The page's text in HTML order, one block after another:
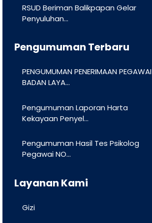
RSUD Beriman Balikpapan Gelar
Penyuluhan...
Pengumuman Terbaru
PENGUMUMAN PENERIMAAN PEGAWAI
BADAN LAYA...
Pengumuman Laporan Harta
Kekayaan Penyel...
Pengumuman Hasil Tes Psikolog
Pegawai NO...
Layanan Kami
Gizi